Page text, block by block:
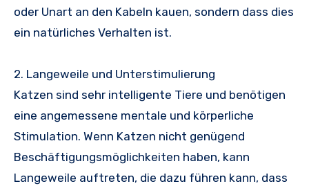
oder Unart an den Kabeln kauen, sondern dass dies
ein natürliches Verhalten ist.
2. Langeweile und Unterstimulierung
Katzen sind sehr intelligente Tiere und benötigen
eine angemessene mentale und körperliche
Stimulation. Wenn Katzen nicht genügend
Beschäftigungsmöglichkeiten haben, kann
Langeweile auftreten, die dazu führen kann, dass